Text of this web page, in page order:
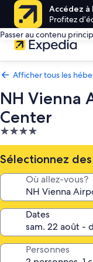
Accédez à
Profitez
Passer au contenu
Afficher tous les
NH Vienna
Center
Hébergement
4.0 étoiles
Sélectionnez
Où allez-vous?
Dates
Personnes